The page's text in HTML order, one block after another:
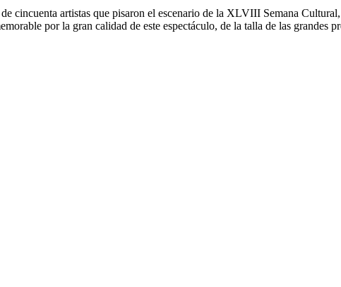
cincuenta artistas que pisaron el escenario de la XLVIII Semana
por la gran calidad de este espectáculo, de la talla de las grandes